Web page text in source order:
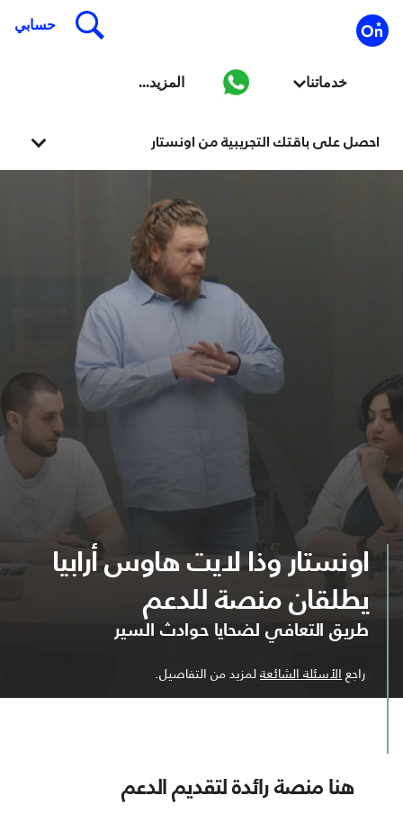
احصل على باقتك التجريبية من اونستار
اونستار وذا لايت هاوس أرابيا
يطلقان منصة للدعم
طريق التعافي لضحايا حوادث السير
راجع الأسئلة الشائعةلمزيد من التفاصيل.
هنا منصة رائدة لتقديم الدعم